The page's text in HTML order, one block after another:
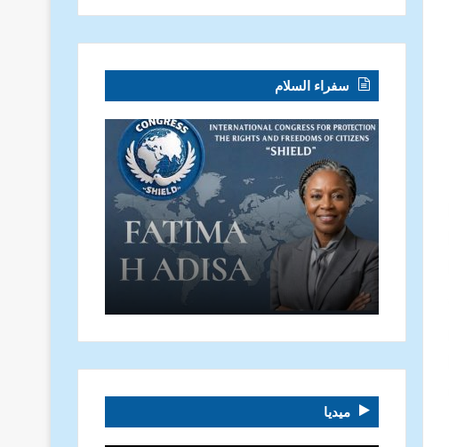
سفراء السلام
ميديا